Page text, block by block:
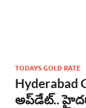
TODAYS GOLD RATE
Hyderabad
అప్‌డేట్..